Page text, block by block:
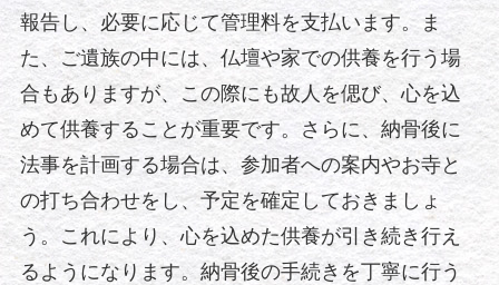
報告し、必要に応じて管理料を支払います。ま
た、ご遺族の中には、仏壇や家での供養を行う場
合もありますが、この際にも故人を偲び、心を込
めて供養することが重要です。さらに、納骨後に
法事を計画する場合は、参加者への案内やお寺と
の打ち合わせをし、予定を確定しておきましょ
う。これにより、心を込めた供養が引き続き行え
るようになります。納骨後の手続きを丁寧に行う